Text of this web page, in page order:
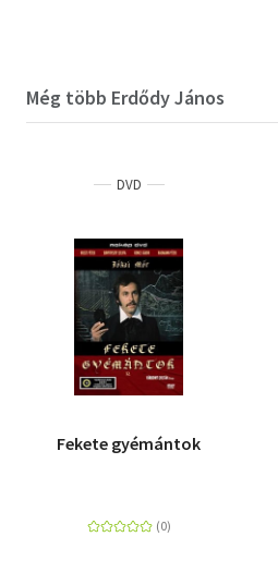
Vámos Magda
Karcsai Kulcsár István
Még több Erdődy János
DVD
Fekete gyémántok